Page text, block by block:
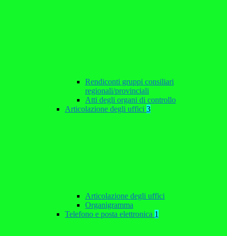
Rendiconti gruppi consiliari
regionali/provinciali
Atti degli organi di controllo
Articolazione degli uffici 3
Articolazione degli uffici
Organigramma
Telefono e posta elettronica 1